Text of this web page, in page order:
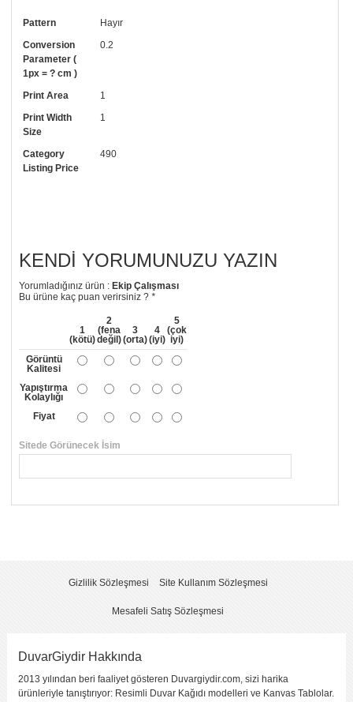
Pattern
Hayır
Conversion
Parameter (
1px = ? cm )
0.2
Print Area
1
Print Width
Size
1
Category
Listing Price
490
KENDI YORUMUNUZU YAZIN
Yorumladığınız ürün : Ekip Çalışması
Bu ürüne kaç puan verirsiniz ?*
1
(kötü)
2
(fena
değil)
3
(orta)
4
(iyi)
5
(çok
iyi)
Görüntü
Kalitesi
Yapıştırma
Kolaylığı
Fiyat
Sitede Görünecek İsim
Yorumu Gönder
Gizlilik Sözleşmesi Site Kullanım Sözleşmesi
Mesafeli Satış Sözleşmesi
DuvarGiydir Hakkında
2013 yılından beri faaliyet gösteren Duvargiydir.com, sizi harika
ürünleriyle tanıştırıyor: Resimli Duvar Kağıdı modelleri ve Kanvas Tablolar.